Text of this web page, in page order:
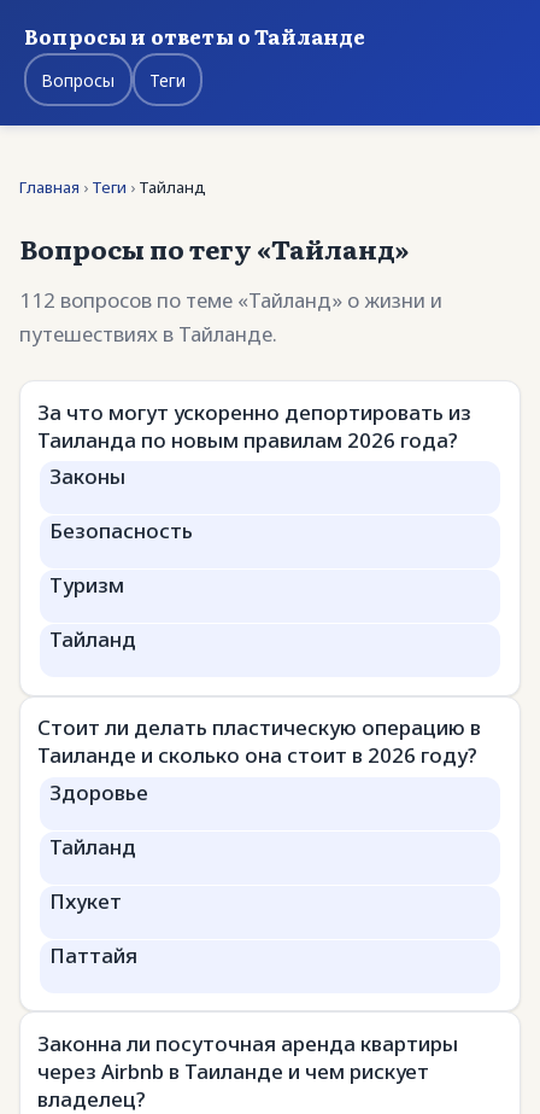
Вопросы и ответы о Тайланде
Вопросы Теги
Главная › Теги › Тайланд
Вопросы по тегу «Тайланд»
112 вопросов по теме «Тайланд» о жизни и
путешествиях в Тайланде.
За что могут ускоренно депортировать из
Таиланда по новым правилам 2026 года?
Законы
Безопасность
Туризм
Тайланд
Стоит ли делать пластическую операцию в
Таиланде и сколько она стоит в 2026 году?
Здоровье
Тайланд
Пхукет
Паттайя
Законна ли посуточная аренда квартиры
через Airbnb в Таиланде и чем рискует
владелец?